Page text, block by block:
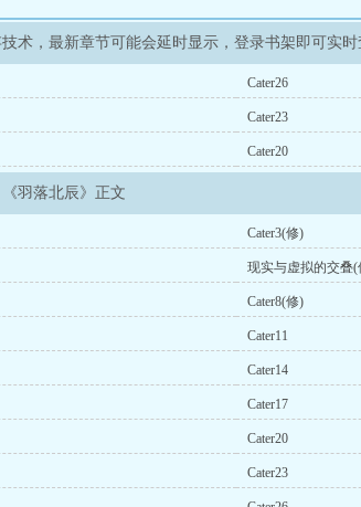
技术，最新章节可能会延时显示，登录书架即可实时
Cater26
Cater23
Cater20
《羽落北辰》正文
Cater3(修)
现实与虚拟的交叠(
Cater8(修)
Cater11
Cater14
Cater17
Cater20
Cater23